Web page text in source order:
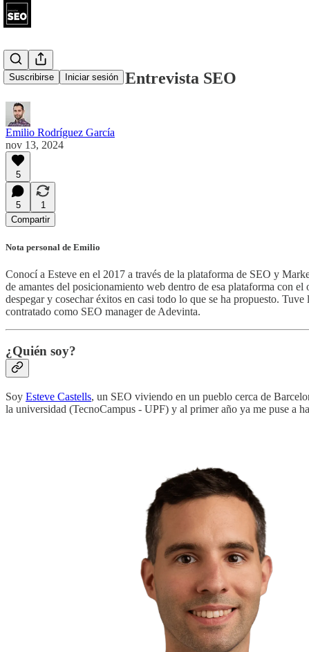
Suscribirse Iniciar sesión
Esteve Castells - Entrevista SEO
Emilio Rodríguez García
nov 13, 2024
5
5
1
Compartir
Nota personal de Emilio
Conocí a Esteve en el 2017 a través de la plataforma de SEO y
de amantes del posicionamiento web dentro de esa plataforma con
despegar y cosechar éxitos en casi todo lo que se ha propuesto.
contratado como SEO manager de Adevinta.
¿Quién soy?
Soy Esteve Castells, un SEO viviendo en un pueblo cerca de
la universidad (TecnoCampus - UPF) y al primer año ya me puse a